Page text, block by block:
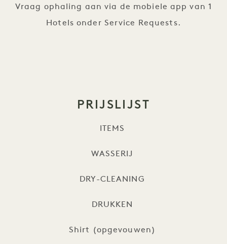
Vraag ophaling aan via de mobiele app van 1
Hotels onder Service Requests.
PRIJSLIJST
ITEMS
WASSERIJ
DRY-CLEANING
DRUKKEN
Shirt (opgevouwen)